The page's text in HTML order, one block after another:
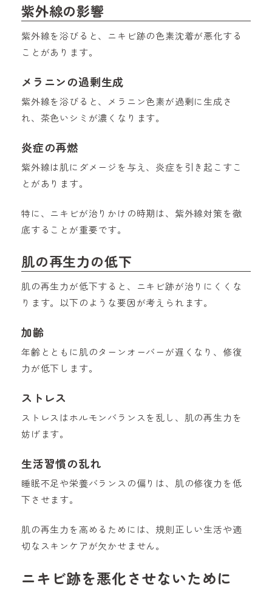
紫外線の影響
紫外線を浴びると、ニキビ跡の色素沈着が悪化する
ことがあります。
メラニンの過剰生成
紫外線を浴びると、メラニン色素が過剰に生成さ
れ、茶色いシミが濃くなります。
炎症の再燃
紫外線は肌にダメージを与え、炎症を引き起こすこ
とがあります。
特に、ニキビが治りかけの時期は、紫外線対策を徹
底することが重要です。
肌の再生力の低下
肌の再生力が低下すると、ニキビ跡が治りにくくな
ります。以下のような要因が考えられます。
加齢
年齢とともに肌のターンオーバーが遅くなり、修復
力が低下します。
ストレス
ストレスはホルモンバランスを乱し、肌の再生力を
妨げます。
生活習慣の乱れ
睡眠不足や栄養バランスの偏りは、肌の修復力を低
下させます。
肌の再生力を高めるためには、規則正しい生活や適
切なスキンケアが欠かせません。
ニキビ跡を悪化させないために